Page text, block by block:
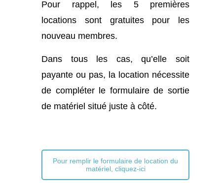
Pour rappel, les 5 premières
locations sont gratuites pour les
nouveau membres.
Dans tous les cas, qu’elle soit
payante ou pas, la location nécessite
de compléter le formulaire de sortie
de matériel situé juste à côté.
Pour remplir le formulaire de location du
matériel, cliquez-ici